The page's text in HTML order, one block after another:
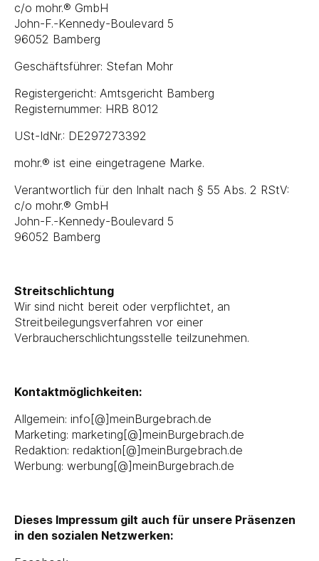
c/o mohr.® GmbH
John-F.-Kennedy-Boulevard 5
96052 Bamberg
Geschäftsführer: Stefan Mohr
Registergericht: Amtsgericht Bamberg
Registernummer: HRB 8012
USt-IdNr.: DE297273392
mohr.® ist eine eingetragene Marke.
Verantwortlich für den Inhalt nach § 55 Abs. 2 RStV:
c/o mohr.® GmbH
John-F.-Kennedy-Boulevard 5
96052 Bamberg
Streitschlichtung
Wir sind nicht bereit oder verpflichtet, an
Streitbeilegungsverfahren vor einer
Verbraucherschlichtungsstelle teilzunehmen.
Kontaktmöglichkeiten:
Allgemein: info[@]meinBurgebrach.de
Marketing: marketing[@]meinBurgebrach.de
Redaktion: redaktion[@]meinBurgebrach.de
Werbung: werbung[@]meinBurgebrach.de
Dieses Impressum gilt auch für unsere Präsenzen
in den sozialen Netzwerken: